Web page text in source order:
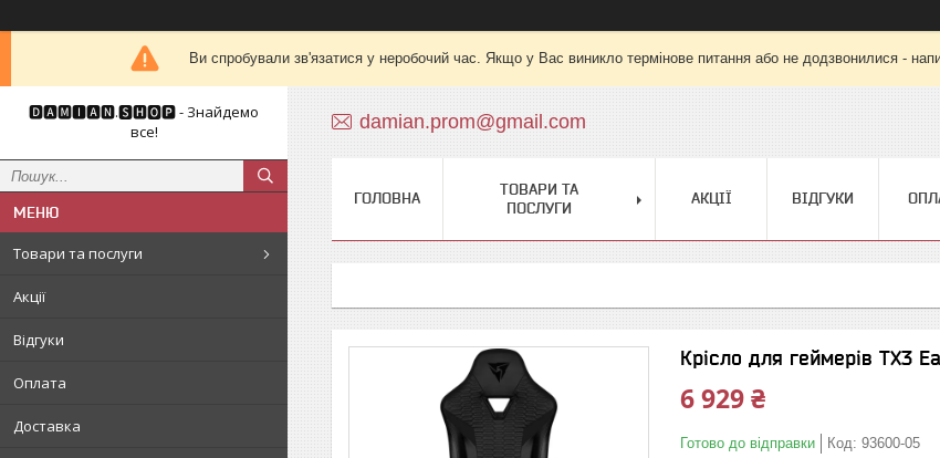
Ви спробували зв'язатися у неробочий час. Якщо у Вас виникло термінове питання або не додзвонилися -
🅳🅰🅼🅸🅰🅽.🆂🅷🅾🅿 - Знайдемо
все!
Товари та послуги
Акції
Відгуки
Оплата
Доставка
damian.prom@gmail.com
ГОЛОВНА
ТОВАРИ ТА
ПОСЛУГИ
АКЦІЇ ВІДГУКИ
Крісло для геймерів TX3
6 929 ₴
Готово до відправки Код: 93600-05